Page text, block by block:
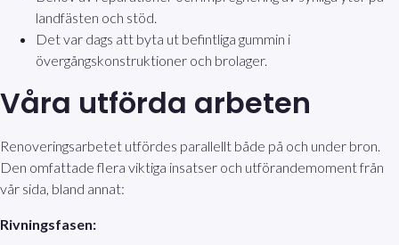
landfästen och stöd.
Det var dags att byta ut befintliga gummin i
övergångskonstruktioner och brolager.
Våra utförda arbeten
Renoveringsarbetet utfördes parallellt både på och under bron.
Den omfattade flera viktiga insatser och utförandemoment från
vår sida, bland annat:
Rivningsfasen: